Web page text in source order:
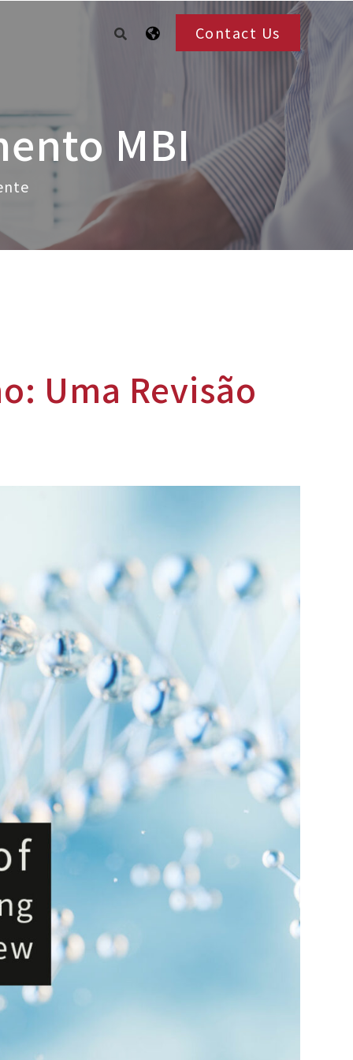
Contact Us
MBI
Uma Revisão